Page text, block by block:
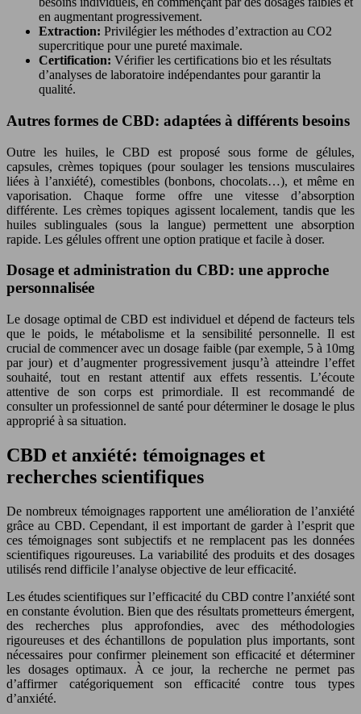
en augmentant progressivement.
Extraction: Privilégier les méthodes d’extraction au CO2
supercritique pour une pureté maximale.
Certification: Vérifier les certifications bio et les résultats
d’analyses de laboratoire indépendantes pour garantir la
qualité.
Autres formes de CBD: adaptées à différents besoins
Outre les huiles, le CBD est proposé sous forme de gélules,
capsules, crèmes topiques (pour soulager les tensions musculaires
liées à l’anxiété), comestibles (bonbons, chocolats…), et même en
vaporisation. Chaque forme offre une vitesse d’absorption
différente. Les crèmes topiques agissent localement, tandis que les
huiles sublinguales (sous la langue) permettent une absorption
rapide. Les gélules offrent une option pratique et facile à doser.
Dosage et administration du CBD: une approche
personnalisée
Le dosage optimal de CBD est individuel et dépend de facteurs tels
que le poids, le métabolisme et la sensibilité personnelle. Il est
crucial de commencer avec un dosage faible (par exemple, 5 à 10mg
par jour) et d’augmenter progressivement jusqu’à atteindre l’effet
souhaité, tout en restant attentif aux effets ressentis. L’écoute
attentive de son corps est primordiale. Il est recommandé de
consulter un professionnel de santé pour déterminer le dosage le plus
approprié à sa situation.
CBD et anxiété: témoignages et
recherches scientifiques
De nombreux témoignages rapportent une amélioration de l’anxiété
grâce au CBD. Cependant, il est important de garder à l’esprit que
ces témoignages sont subjectifs et ne remplacent pas les données
scientifiques rigoureuses. La variabilité des produits et des dosages
utilisés rend difficile l’analyse objective de leur efficacité.
Les études scientifiques sur l’efficacité du CBD contre l’anxiété sont
en constante évolution. Bien que des résultats prometteurs émergent,
des recherches plus approfondies, avec des méthodologies
rigoureuses et des échantillons de population plus importants, sont
nécessaires pour confirmer pleinement son efficacité et déterminer
les dosages optimaux. À ce jour, la recherche ne permet pas
d’affirmer catégoriquement son efficacité contre tous types
d’anxiété.